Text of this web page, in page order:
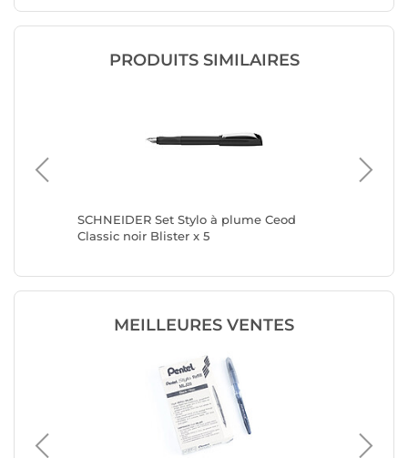
PRODUITS SIMILAIRES
SCHNEIDER Set Stylo à plume Ceod
Classic noir Blister x 5
MEILLEURES VENTES